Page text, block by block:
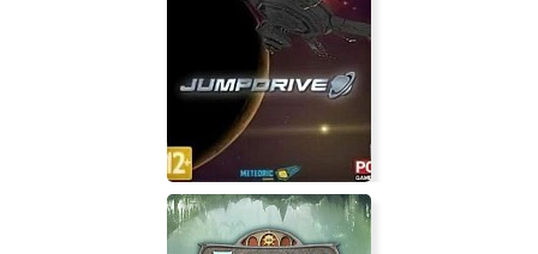
Warhammer 40,000: Dawn of War 2
Chaos Rising